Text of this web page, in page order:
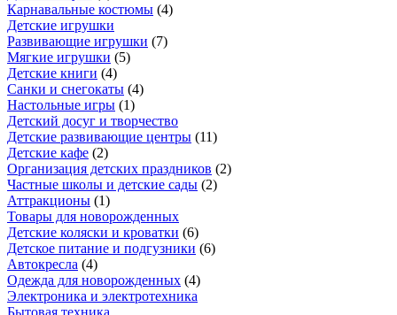
Карнавальные костюмы (4)
Детские игрушки
Развивающие игрушки (7)
Мягкие игрушки (5)
Детские книги (4)
Санки и снегокаты (4)
Настольные игры (1)
Детский досуг и творчество
Детские развивающие центры (11)
Детские кафе (2)
Организация детских праздников (2)
Частные школы и детские сады (2)
Аттракционы (1)
Товары для новорожденных
Детские коляски и кроватки (6)
Детское питание и подгузники (6)
Автокресла (4)
Одежда для новорожденных (4)
Электроника и электротехника